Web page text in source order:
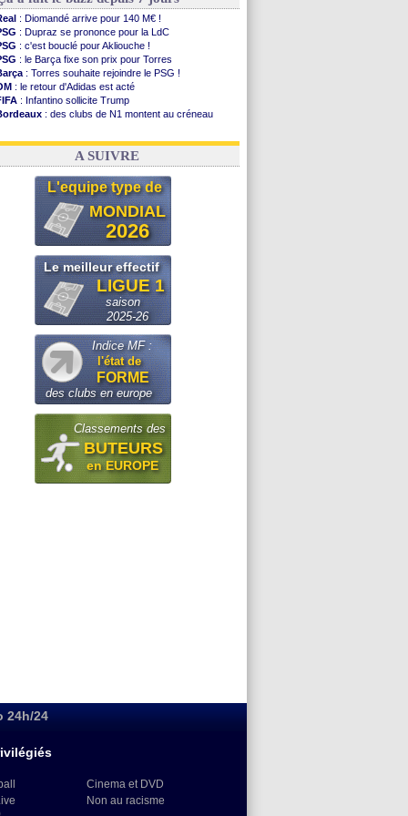
: Diomandé arrive pour 140 M€ !
: Dupraz se prononce pour la LdC
: c'est bouclé pour Akliouche !
: le Barça fixe son prix pour Torres
: Torres souhaite rejoindre le PSG !
: le retour d'Adidas est acté
: Infantino sollicite Trump
: des clubs de N1 montent au créneau
: le démenti de Leipzig pour Diomandé
A SUIVRE
L'equipe type de
MONDIAL
2026
Le meilleur effectif
LIGUE 1
saison
2025-26
Indice MF :
l'état de
FORME
des clubs en europe
Classements des
BUTEURS
en EUROPE
24h/24
Cinema et DVD
Non au racisme